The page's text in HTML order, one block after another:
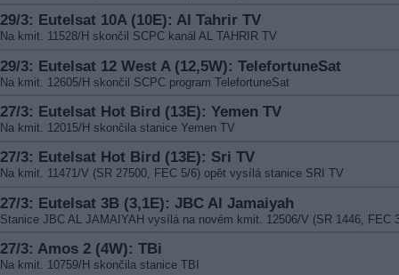
29/3: Eutelsat 10A (10E): Al Tahrir TV
Na kmit. 11528/H skončil SCPC kanál AL TAHRIR TV
29/3: Eutelsat 12 West A (12,5W): TelefortuneSat
Na kmit. 12605/H skončil SCPC program TelefortuneSat
27/3: Eutelsat Hot Bird (13E): Yemen TV
Na kmit. 12015/H skončila stanice Yemen TV
27/3: Eutelsat Hot Bird (13E): Sri TV
Na kmit. 11471/V (SR 27500, FEC 5/6) opět vysílá stanice SRI TV
27/3: Eutelsat 3B (3,1E): JBC Al Jamaiyah
Stanice JBC AL JAMAIYAH vysílá na novém kmit. 12506/V (SR 1446, FEC
27/3: Amos 2 (4W): TBi
Na kmit. 10759/H skončila stanice TBI